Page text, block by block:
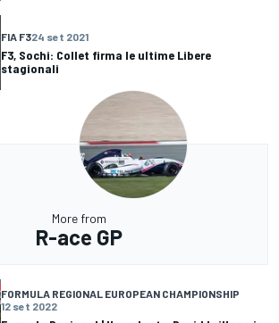
FIA F324 set 2021
F3, Sochi: Collet firma le ultime Libere
stagionali
More from
R-ace GP
FORMULA REGIONAL EUROPEAN CHAMPIONSHIP
12 set 2022